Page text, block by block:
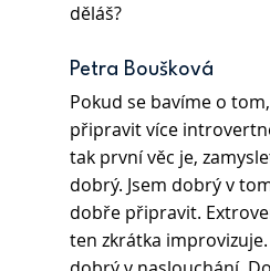
děláš?
Petra Boušková
Pokud se bavíme o
připravit více
tak první věc je,
dobrý. Jsem dobrý v
dobře připravit.
ten zkrátka